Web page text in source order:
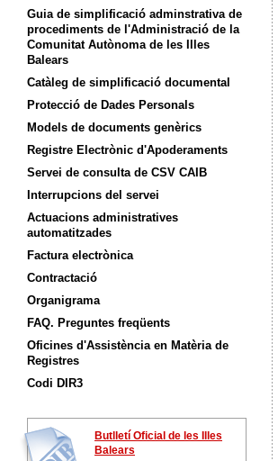
Guia de simplificació adminstrativa de
procediments de l'Administració de la
Comunitat Autònoma de les Illes
Balears
Catàleg de simplificació documental
Protecció de Dades Personals
Models de documents genèrics
Registre Electrònic d'Apoderaments
Servei de consulta de CSV CAIB
Interrupcions del servei
Actuacions administratives
automatitzades
Factura electrònica
Contractació
Organigrama
FAQ. Preguntes freqüents
Oficines d'Assistència en Matèria de
Registres
Codi DIR3
Butlletí Oficial de les Illes
Balears